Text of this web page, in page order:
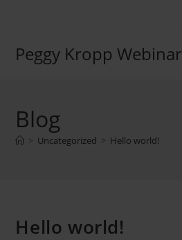
Peggy Kropp Webinar
Blog
> Uncategorized > Hello world!
Hello world!